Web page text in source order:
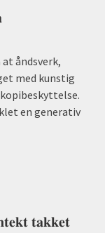
åndsverk,
med kunstig
en generativ
𝐭𝐚𝐤𝐤𝐞𝐭